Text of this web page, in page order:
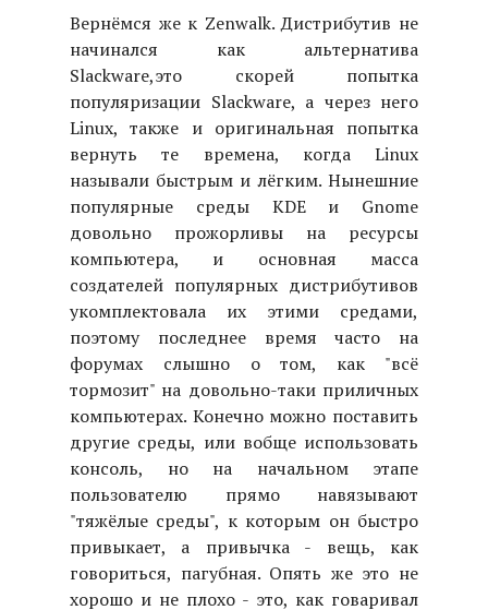
Вернёмся же к Zenwalk. Дистрибутив не
начинался как альтернатива
Slackware,это скорей попытка
популяризации Slackware, а через него
Linux, также и оригинальная попытка
вернуть те времена, когда Linux
называли быстрым и лёгким. Нынешние
популярные среды KDE и Gnome
довольно прожорливы на ресурсы
компьютера, и основная масса
создателей популярных дистрибутивов
укомплектовала их этими средами,
поэтому последнее время часто на
форумах слышно о том, как "всё
тормозит" на довольно-таки приличных
компьютерах. Конечно можно поставить
другие среды, или вобще использовать
консоль, но на начальном этапе
пользователю прямо навязывают
"тяжёлые среды", к которым он быстро
привыкает, а привычка - вещь, как
говориться, пагубная. Опять же это не
хорошо и не плохо - это, как говаривал